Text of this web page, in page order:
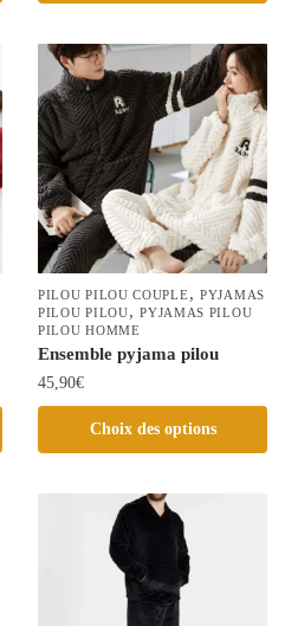
variations.
Les
options
peuvent
être
choisies
sur
page
du
produit
PILOU PILOU COUPLE,PYJAMAS
PILOU PILOU,PYJAMAS PILOU
PILOU HOMME
Ensemble pyjama pilou
45,90€
Choix des options
produit
variations.